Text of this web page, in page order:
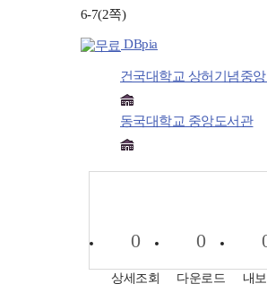
6-7(2쪽)
DBpia
건국대학교 상허기념중
동국대학교 중앙도서관
0
상세조회
0
다운로드 내